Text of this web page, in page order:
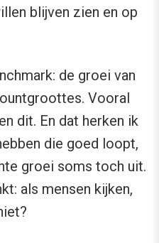
blijven zien en op
de groei van
Vooral
dit. En dat herken ik
die goed loopt,
groei soms toch uit.
als mensen kijken,